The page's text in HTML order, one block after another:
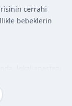
cerrahi
bebeklerin
yöntemi de